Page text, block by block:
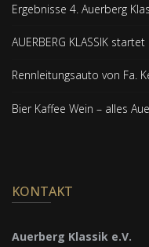
Ergebnisse 4. Auerberg
AUERBERG KLASSIK
Rennleitungsauto von Fa.
Bier Kaffee Wein – alles
KONTAKT
Auerberg Klassik e.V.